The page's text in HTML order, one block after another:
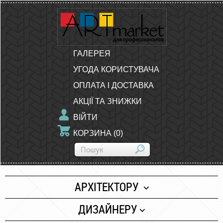
ГАЛЕРЕЯ
УГОДА КОРИСТУВАЧА
ОПЛАТА І ДОСТАВКА
АКЦІЇ ТА ЗНИЖКИ
ВІЙТИ
КОРЗИНА (0)
АРХІТЕКТОРУ
Папір
ДИЗАЙНЕРУ